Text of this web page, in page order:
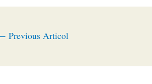
Previous Articol